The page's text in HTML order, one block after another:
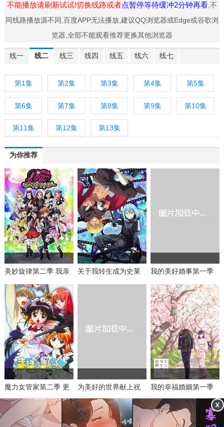
不能播放请刷新试试!切换线路或者点暂停等待缓冲2分钟再看,不
同线路播放源不同,百度APP无法播放,建议QQ浏览器或Edge或谷歌浏
览器,全部不能观看推荐更换其他浏览器
线一 线二 线三 线四 线五 线六 线七
第1集 第2集 第3集 第4集 第5集
第6集 第7集 第8集 第9集 第10集
第11集 第12集 第13集
为你推荐
美妙旋律第二季 我亲
爱的未来
关于我转生成为史莱
姆的那件事第二季 Pa
我的美好婚事第一季
魔力女管家第二季 更
美丽的事物
为美好的世界献上祝
福！第二季+OVA
我的幸福婚姻第一季